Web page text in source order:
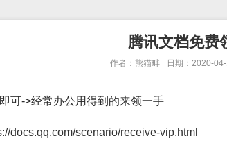
腾讯文档免费
作者：熊猫畔 日期：2020-
可->经常办公用得到的来领一手
docs.qq.com/scenario/receive-vip.html